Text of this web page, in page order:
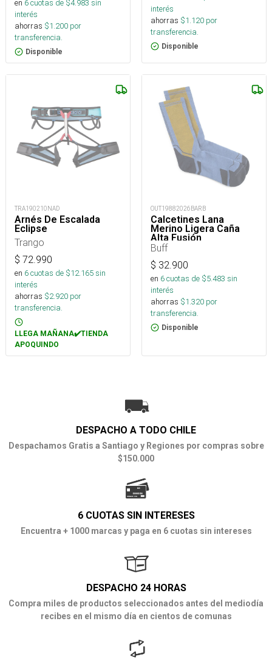
en 6cuotas de $4.983 sin
interés
ahorras $1.200 por
transferencia.
Disponible
interés
ahorras $1.120 por
transferencia.
Disponible
TRA190210NAD
Arnés De Escalada
Eclipse
Trango
$ 72.990
en 6cuotas de $12.165sin
interés
ahorras $2.920 por
transferencia.
LLEGA MAÑANA✔️TIENDA
APOQUINDO
OUT19882026BARB
Calcetines Lana
Merino Ligera Caña
Alta Fusión
Buff
$ 32.900
en 6cuotas de $5.483 sin
interés
ahorras $1.320 por
transferencia.
Disponible
DESPACHO A TODO CHILE
Despachamos Gratis a Santiago y Regiones por compras sobre
$150.000
6 CUOTAS SIN INTERESES
Encuentra + 1000 marcas y paga en 6 cuotas sin intereses
DESPACHO 24 HORAS
Compra miles de productos seleccionados antes del mediodía
recibes en el mismo día en cientos de comunas